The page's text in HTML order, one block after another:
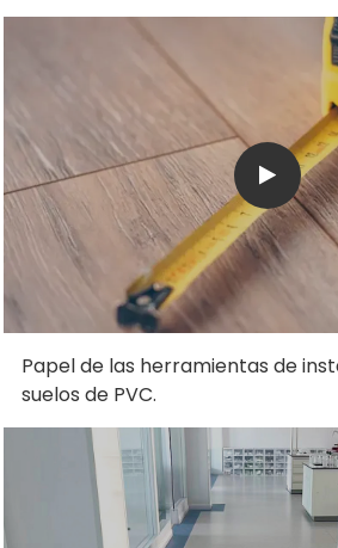
Papel de las herramientas de
suelos de PVC.